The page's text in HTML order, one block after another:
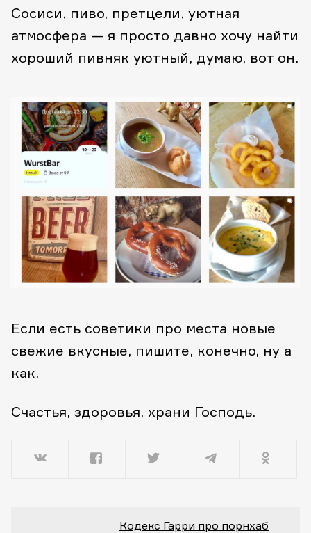
Сосиси, пиво, претцели, уютная
атмосфера — я просто давно хочу найти
хороший пивняк уютный, думаю, вот он.
Если есть советики про места новые
свежие вкусные, пишите, конечно, ну а
как.
Счастья, здоровья, храни Господь.
Кодекс Гарри про порнхаб